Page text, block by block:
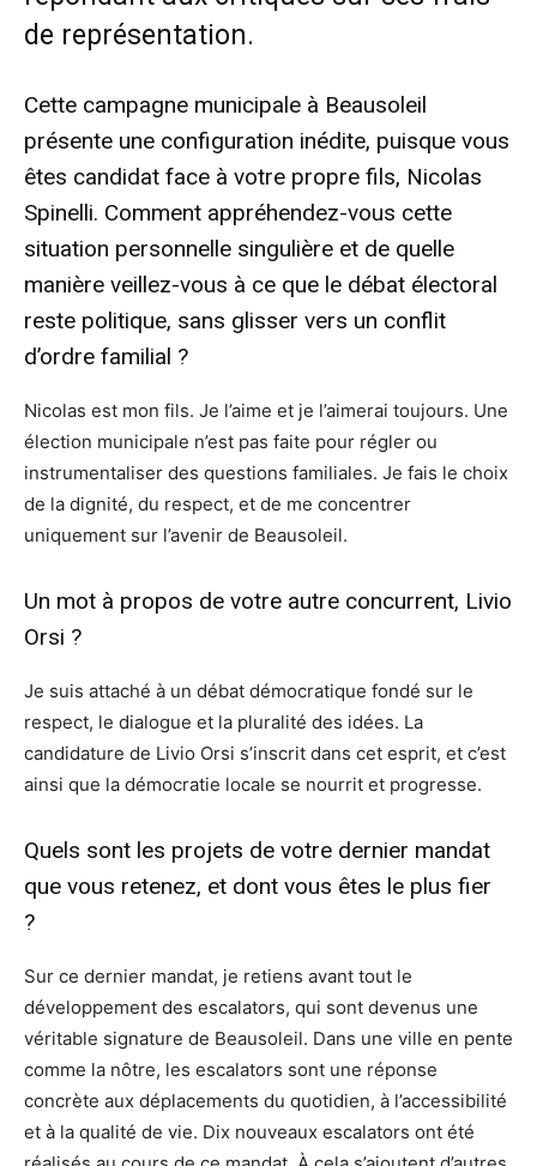
de représentation.
Cette campagne municipale à Beausoleil
présente une configuration inédite, puisque vous
êtes candidat face à votre propre fils, Nicolas
Spinelli. Comment appréhendez-vous cette
situation personnelle singulière et de quelle
manière veillez-vous à ce que le débat électoral
reste politique, sans glisser vers un conflit
d’ordre familial ?
Nicolas est mon fils. Je l’aime et je l’aimerai toujours. Une
élection municipale n’est pas faite pour régler ou
instrumentaliser des questions familiales. Je fais le choix
de la dignité, du respect, et de me concentrer
uniquement sur l’avenir de Beausoleil.
Un mot à propos de votre autre concurrent, Livio
Orsi ?
Je suis attaché à un débat démocratique fondé sur le
respect, le dialogue et la pluralité des idées. La
candidature de Livio Orsi s’inscrit dans cet esprit, et c’est
ainsi que la démocratie locale se nourrit et progresse.
Quels sont les projets de votre dernier mandat
que vous retenez, et dont vous êtes le plus fier
?
Sur ce dernier mandat, je retiens avant tout le
développement des escalators, qui sont devenus une
véritable signature de Beausoleil. Dans une ville en pente
comme la nôtre, les escalators sont une réponse
concrète aux déplacements du quotidien, à l’accessibilité
et à la qualité de vie. Dix nouveaux escalators ont été